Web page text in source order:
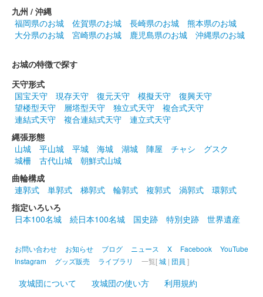
群馬戦国御城印サミットで先行販売された後、ふれあい市が開催
されているときだけ販売可能。
箕輪城 登城記念証
群馬戦国御城印サミットで先行販売された後、ふれあい市が開催
されているときだけ販売可能。
箕輪城 登城記念証
群馬戦国御城印サミットで先行販売された後、ふれあい市が開催
されているときだけ販売可能。
箕輪城 登城記念証 群馬戦国御城印サミット限定
台紙は 白・黄・緑・紫・ピンクの５種から選択
九州 / 沖縄
福岡県のお城
佐賀県のお城 長崎県のお城
熊本県のお城
大分県のお城
宮崎県のお城 鹿児島県のお城 沖縄県のお城
お城の特徴で探す
天守形式
国宝天守
現存天守 復元天守 模擬天守
復興天守
望楼型天守
層塔型天守 独立式天守
複合式天守
連結式天守
複合連結式天守
連立式天守
縄張形態
山城
平山城 平城 海城 湖城 陣屋 チャシ
グスク
城柵
古代山城
朝鮮式山城
曲輪構成
連郭式
単郭式 梯郭式 輪郭式 複郭式 渦郭式
環郭式
指定いろいろ
日本100名城
続日本100名城 国史跡 特別史跡 世界遺産
お問い合わせ お知らせ ブログ ニュース X Facebook
YouTube
Instagram
グッズ販売 ライブラリ 一覧[城 | 団員 ]
攻城団について 攻城団の使い方
利用規約